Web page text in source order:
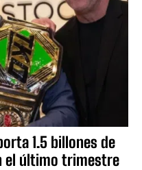
1.5 billones de
el último trimestre